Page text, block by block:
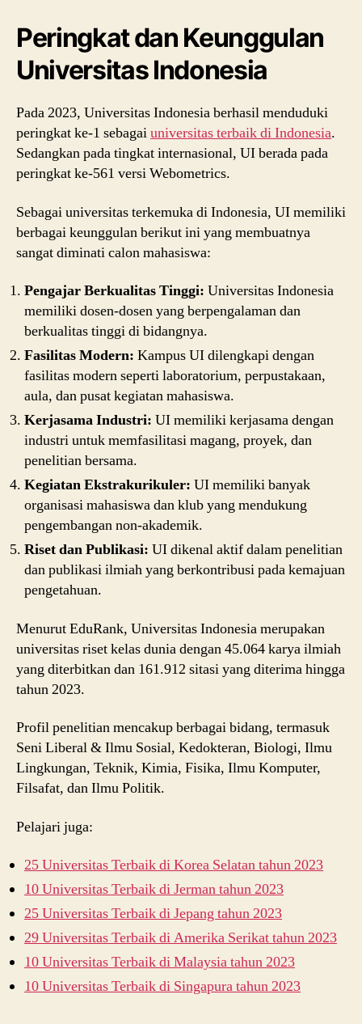
Peringkat dan Keunggulan
Universitas Indonesia
Pada 2023, Universitas Indonesia berhasil menduduki
peringkat ke-1 sebagaiuniversitas terbaik di Indonesia.
Sedangkan pada tingkat internasional, UI berada pada
peringkat ke-561 versi Webometrics.
Sebagai universitas terkemuka di Indonesia, UI memiliki
berbagai keunggulan berikut ini yang membuatnya
sangat diminati calon mahasiswa:
Pengajar Berkualitas Tinggi: Universitas Indonesia
memiliki dosen-dosen yang berpengalaman dan
berkualitas tinggi di bidangnya.
Fasilitas Modern: Kampus UI dilengkapi dengan
fasilitas modern seperti laboratorium, perpustakaan,
aula, dan pusat kegiatan mahasiswa.
Kerjasama Industri: UI memiliki kerjasama dengan
industri untuk memfasilitasi magang, proyek, dan
penelitian bersama.
Kegiatan Ekstrakurikuler: UI memiliki banyak
organisasi mahasiswa dan klub yang mendukung
pengembangan non-akademik.
Riset dan Publikasi: UI dikenal aktif dalam penelitian
dan publikasi ilmiah yang berkontribusi pada kemajuan
pengetahuan.
Menurut EduRank, Universitas Indonesia merupakan
universitas riset kelas dunia dengan 45.064 karya ilmiah
yang diterbitkan dan 161.912 sitasi yang diterima hingga
tahun 2023.
Profil penelitian mencakup berbagai bidang, termasuk
Seni Liberal & Ilmu Sosial, Kedokteran, Biologi, Ilmu
Lingkungan, Teknik, Kimia, Fisika, Ilmu Komputer,
Filsafat, dan Ilmu Politik.
Pelajari juga:
25 Universitas Terbaik di Korea Selatan tahun 2023
10 Universitas Terbaik di Jerman tahun 2023
25 Universitas Terbaik di Jepang tahun 2023
29 Universitas Terbaik di Amerika Serikat tahun 2023
10 Universitas Terbaik di Malaysia tahun 2023
10 Universitas Terbaik di Singapura tahun 2023